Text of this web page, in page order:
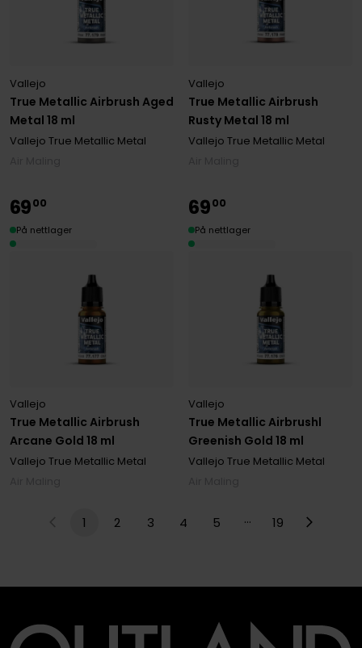
True Metallic Airbrush Aged
Metal 18 ml
Vallejo
Vallejo True Metallic Metal
True Metallic Airbrush
Rusty Metal 18 ml
Vallejo
Vallejo True Metallic Metal
True Metallic Airbrush
Arcane Gold 18 ml
Vallejo
Vallejo True Metallic Metal
6900
På nettlager
True Metallic Airbrushl
Greenish Gold 18 ml
Vallejo
Vallejo True Metallic Metal
6900
På nettlager
1 2 3 4 5 … 19